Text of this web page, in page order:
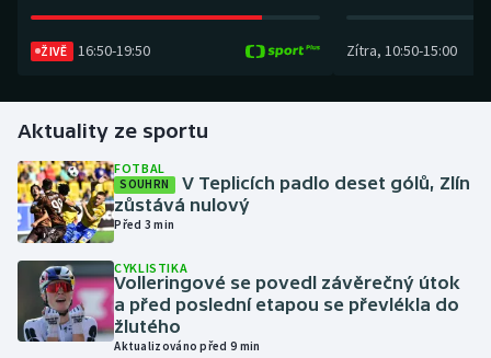
Futsal
Golf
Gymnastika
Házená
Jezdectví
ŽIVĚ 16:50-19:50 Zítra, 10:50-15:00
Aktuality ze sportu
FOTBAL
SOUHRN
V Teplicích padlo deset gólů, Zlín
zůstává nulový
Před 3 min
CYKLISTIKA
Volleringové se povedl závěrečný útok
a před poslední etapou se převlékla do
žlutého
Aktualizováno před 9 min